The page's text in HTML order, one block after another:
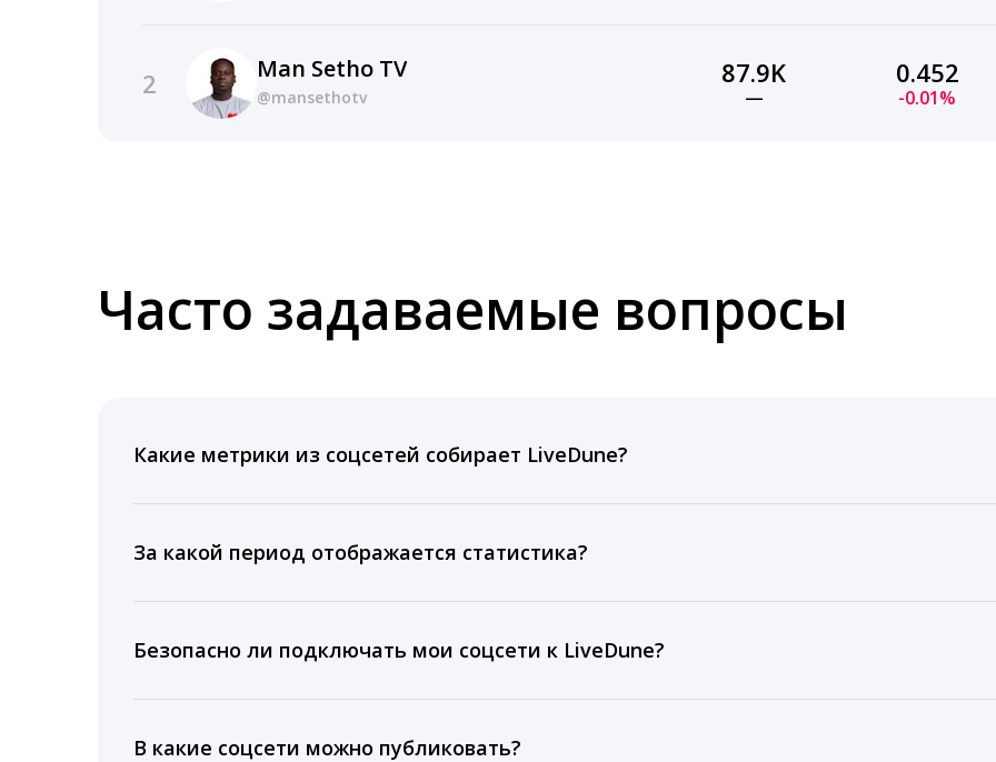
2 Man Setho TV
@mansethotv
87.9K
—
0.452
-0.01%
Часто задаваемые вопросы
Какие метрики из соцсетей собирает LiveDune?
время для публикации, показываем лучшие посты и присылаем автоматические отчеты с
За какой период отображается статистика?
подключении тарифа Блогер. При оплате тарифа Бизнес отображаются сведения за 3 года, а
5 лет.
Безопасно ли подключать мои соцсети к LiveDune?
информацию третьим лицам.
В какие соцсети можно публиковать?